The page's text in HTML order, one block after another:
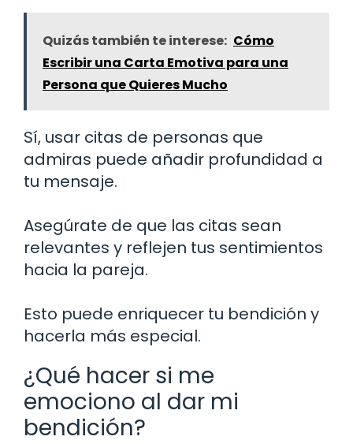
Quizás también te interese: Cómo
Escribir una Carta Emotiva para una
Persona que Quieres Mucho
Sí, usar citas de personas que
admiras puede añadir profundidad a
tu mensaje.
Asegúrate de que las citas sean
relevantes y reflejen tus sentimientos
hacia la pareja.
Esto puede enriquecer tu bendición y
hacerla más especial.
¿Qué hacer si me
emociono al dar mi
bendición?